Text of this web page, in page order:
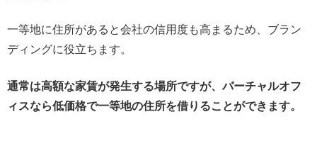
一等地に住所があると会社の信用度も高まるため、ブラン
ディングに役立ちます。
通常は高額な家賃が発生する場所ですが、バーチャルオフ
ィスなら低価格で一等地の住所を借りることができます。